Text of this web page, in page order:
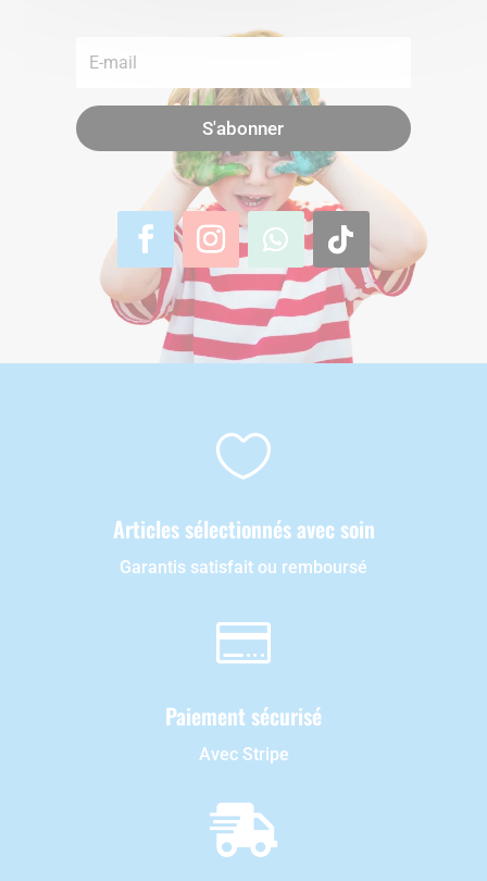
S'abonner

Articles sélectionnés avec soin
Garantis satisfait ou remboursé

Paiement sécurisé
Avec Stripe
